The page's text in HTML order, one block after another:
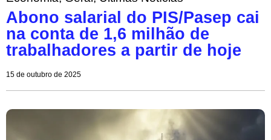
Abono salarial do PIS/Pasep cai
na conta de 1,6 milhão de
trabalhadores a partir de hoje
15 de outubro de 2025